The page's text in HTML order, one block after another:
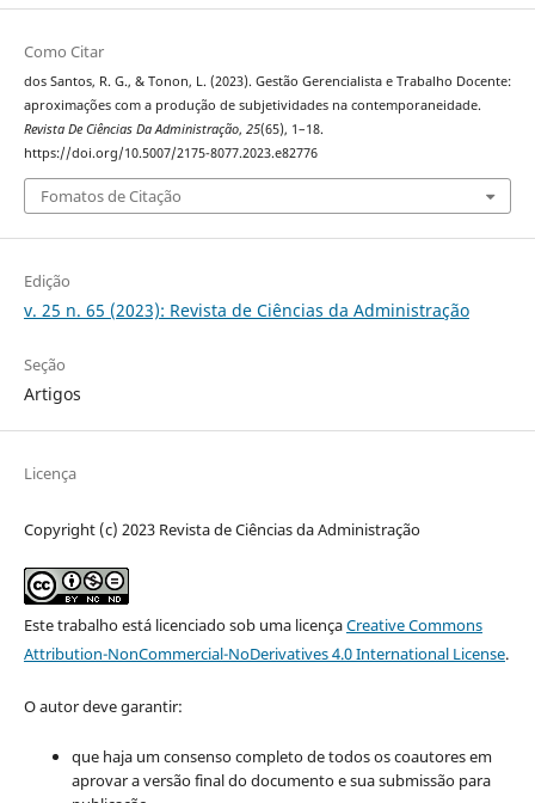
Como Citar
dos Santos, R. G., & Tonon, L. (2023). Gestão Gerencialista e Trabalho Docente:
aproximações com a produção de subjetividades na contemporaneidade.
Revista De Ciências Da Administração, 25(65), 1–18.
https://doi.org/10.5007/2175-8077.2023.e82776
Fomatos de Citação
Edição
v. 25 n. 65 (2023): Revista de Ciências da Administração
Seção
Artigos
Licença
Copyright (c) 2023 Revista de Ciências da Administração
Este trabalho está licenciado sob uma licençaCreative Commons
Attribution-NonCommercial-NoDerivatives 4.0 International License.
O autor deve garantir:
que haja um consenso completo de todos os coautores em
aprovar a versão final do documento e sua submissão para